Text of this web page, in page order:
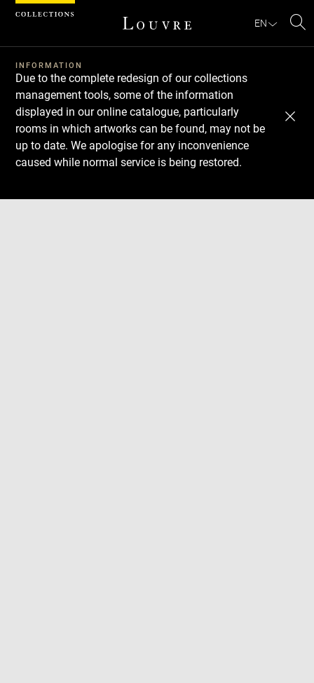
EN
INFORMATION
Due to the complete redesign of our collections
management tools, some of the information
displayed in our online catalogue, particularly
rooms in which artworks can be found, may not be
up to date. We apologise for any inconvenience
caused while normal service is being restored.
Download
Next
Previous
Cookies management panel